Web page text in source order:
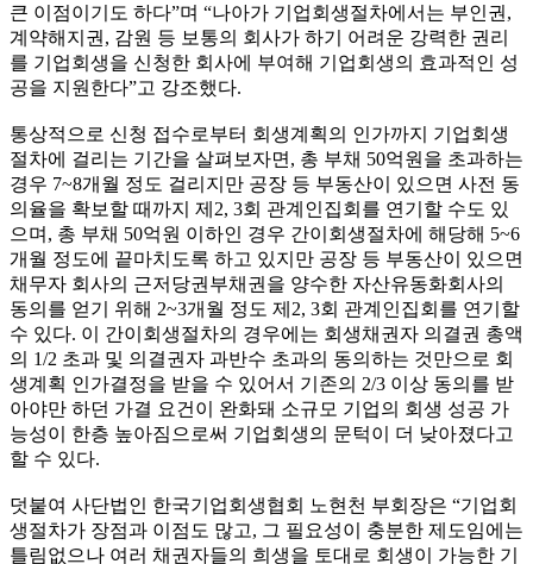
큰 이점이기도 하다”며 “나아가 기업회생절차에서는 부인권,
계약해지권, 감원 등 보통의 회사가 하기 어려운 강력한 권리
를 기업회생을 신청한 회사에 부여해 기업회생의 효과적인 성
공을 지원한다”고 강조했다.
통상적으로 신청 접수로부터 회생계획의 인가까지 기업회생
절차에 걸리는 기간을 살펴보자면, 총 부채 50억원을 초과하는
경우 7~8개월 정도 걸리지만 공장 등 부동산이 있으면 사전 동
의율을 확보할 때까지 제2, 3회 관계인집회를 연기할 수도 있
으며, 총 부채 50억원 이하인 경우 간이회생절차에 해당해 5~6
개월 정도에 끝마치도록 하고 있지만 공장 등 부동산이 있으면
채무자 회사의 근저당권부채권을 양수한 자산유동화회사의
동의를 얻기 위해 2~3개월 정도 제2, 3회 관계인집회를 연기할
수 있다. 이 간이회생절차의 경우에는 회생채권자 의결권 총액
의 1/2 초과 및 의결권자 과반수 초과의 동의하는 것만으로 회
생계획 인가결정을 받을 수 있어서 기존의 2/3 이상 동의를 받
아야만 하던 가결 요건이 완화돼 소규모 기업의 회생 성공 가
능성이 한층 높아짐으로써 기업회생의 문턱이 더 낮아졌다고
할 수 있다.
덧붙여 사단법인 한국기업회생협회 노현천 부회장은 “기업회
생절차가 장점과 이점도 많고, 그 필요성이 충분한 제도임에는
틀림없으나 여러 채권자들의 희생을 토대로 회생이 가능한 기